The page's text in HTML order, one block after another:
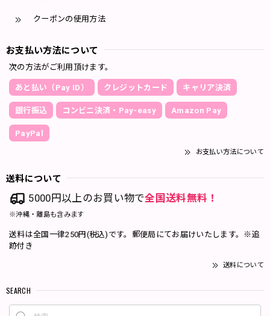
クーポンの使用方法
お支払い方法について
次の方法がご利用頂けます。
あと払い（Pay ID） クレジットカード キャリア決済
銀行振込 コンビニ決済・Pay-easy Amazon Pay
PayPal
お支払い方法について
送料について
5000円以上のお買い物で全国送料無料！
※沖縄・離島も含みます
送料は全国一律250円(税込)です。郵便局にてお届けいたします。※追
跡付き
送料について
SEARCH